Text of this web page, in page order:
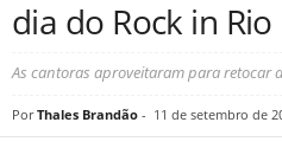
dia do Rock in Rio
As cantoras aproveitaram para retocar
Por Thales Brandão - 11 de setembro de